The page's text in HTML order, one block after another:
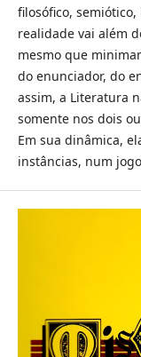
filosófico,
realidade vai além
mesmo que
do enunciador, do
assim, a Literatura
somente nos dois
Em sua dinâmica,
instâncias, num